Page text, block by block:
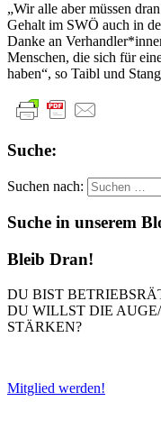
„Wir alle aber müssen
Gehalt im SWÖ auch in
Danke an
Menschen, die sich für
haben“, so Taibl und
Suche:
Suchen nach:
Suche in unserem
Bleib Dran!
DU BIST
DU WILLST DIE
STÄRKEN?
Mitglied werden!